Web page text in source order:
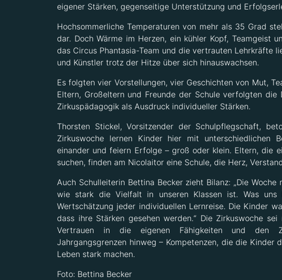
eigener Stärken, gegenseitige Unterstützung und
Hochsommerliche Temperaturen von mehr als 35 Grad
dar. Doch Wärme im Herzen, ein kühler Kopf, Teamgeist
das Circus Phantasia-Team und die vertrauten Lehrkräfte
und Künstler trotz der Hitze über sich hinauswachsen.
Es folgten vier Vorstellungen, vier Geschichten von Mut,
Eltern, Großeltern und Freunde der Schule verfolgten
Zirkuspädagogik als Ausdruck individueller Stärken.
Thorsten Stickel, Vorsitzender der Schulpflegschaft,
Zirkuswoche lernen Kinder hier mit unterschiedlichen
einander und feiern Erfolge – groß oder klein. Eltern, die
suchen, finden am Nicolaitor eine Schule, die Herz,
Auch Schulleiterin Bettina Becker zieht Bilanz: „Die
wie stark die Vielfalt in unseren Klassen ist. Was
Wertschätzung jeder individuellen Lernreise. Die Kinder
dass ihre Stärken gesehen werden.“ Die Zirkuswoche
Vertrauen in die eigenen Fähigkeiten und den
Jahrgangsgrenzen hinweg – Kompetenzen, die die Kinder
Leben stark machen.
Foto: Bettina Becker